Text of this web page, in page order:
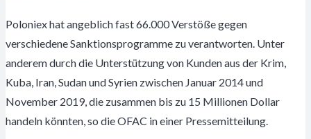
Poloniex hat angeblich fast 66.000 Verstöße gegen
verschiedene Sanktionsprogramme zu verantworten. Unter
anderem durch die Unterstützung von Kunden aus der Krim,
Kuba, Iran, Sudan und Syrien zwischen Januar 2014 und
November 2019, die zusammen bis zu 15 Millionen Dollar
handeln könnten, so die OFAC in einer Pressemitteilung.